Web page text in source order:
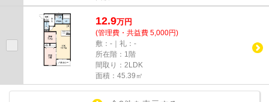
12.9万円
(管理費・共益費 5,000円)
敷：-｜礼：-
所在階：1階
間取り：2LDK
面積：45.39㎡